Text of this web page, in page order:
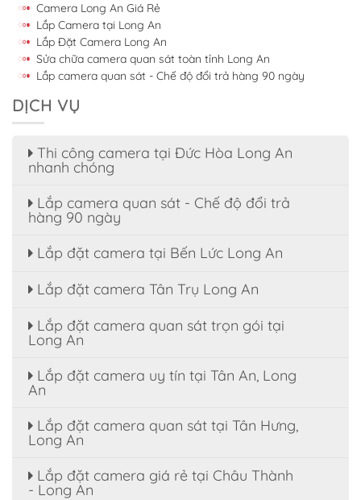
Camera Long An Giá Rẻ
Lắp Camera tại Long An
Lắp Đặt Camera Long An
Sửa chữa camera quan sát toàn tỉnh Long An
Lắp camera quan sát - Chế độ đổi trả hàng 90 ngày
DỊCH VỤ
Thi công camera tại Đức Hòa Long An
nhanh chóng
Lắp camera quan sát - Chế độ đổi trả
hàng 90 ngày
Lắp đặt camera tại Bến Lức Long An
Lắp đặt camera Tân Trụ Long An
Lắp đặt camera quan sát trọn gói tại
Long An
Lắp đặt camera uy tín tại Tân An, Long
An
Lắp đặt camera quan sát tại Tân Hưng,
Long An
Lắp đặt camera giá rẻ tại Châu Thành
- Long An